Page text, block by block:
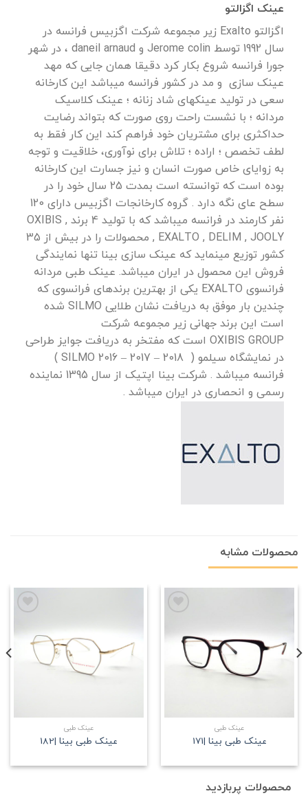
عینک اگزالتو
اگزالتو Exalto زیر مجموعه شرکت اگزبیس فرانسه در
سال 1992 توسط Jerome colin و daneil arnaud ، در شهر
جورا فرانسه شروع بکار کرد دقیقا همان جایی که مهد
عینک سازی و مد در کشور فرانسه میباشد این کارخانه
سعی در تولید عینکهای شاد زنانه ؛ عینک کلاسیک
مردانه ؛ با نشست راحت روی صورت که بتواند رضایت
حداکثری برای مشتریان خود فراهم کند این کار فقط به
لطف تخصص ؛ اراده ؛ تلاش برای نوآوری، خلاقیت و توجه
به زوایای خاص صورت انسان و نیز جسارت این کارخانه
بوده است که توانسته است بمدت 25 سال خود را در
سطح عای نگه دارد . گروه کارخانجات اگزبیس دارای 120
نفر کارمند در فرانسه میباشد که با تولید 4 برند , OXIBIS
, EXALTO , DELIM , JOOLY محصولات را در بیش از 35
کشور توزیع مینماید که عینک سازی بینا تنها نمایندگی
فروش این محصول در ایران میباشد. عینک طبی مردانه
فرانسوی EXALTO یکی از بهترین برندهای فرانسوی که
چندین بار موفق به دریافت نشان طلایی SILMO شده
است این برند جهانی زیر مجموعه شرکت
OXIBIS GROUP است که مفتخر به دریافت جوایز طراحی
در نمایشگاه سیلمو ( 2018 – 2017 – 2016 SILMO )
فرانسه میباشد . شرکت بینا اپتیک از سال 1395 نماینده
رسمی و انحصاری در ایران میباشد .
محصولات مشابه
علاقه
مندی
عینک طبی
عینک طبی بینا |171
علاقه
مندی
عینک طبی
عینک طبی بینا |182
محصولات پربازدید